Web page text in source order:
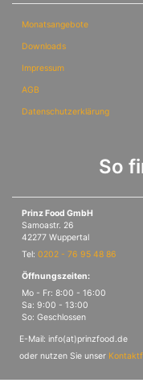
Monatsangebote
Downloads
Impressum
AGB
Datenschutzerklärung
So
Prinz Food GmbH
Samoastr. 26
42277 Wuppertal
Tel: 0202 - 76 95 48 86
Öffnungszeiten:
Mo - Fr: 8:00 - 16:00
Sa: 9:00 - 13:00
So: Geschlossen
E-Mail: info(at)prinzfood.de
oder nutzen Sie unser